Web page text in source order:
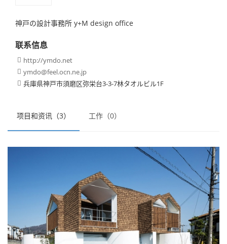
项目和资讯（3） 工作（0）
神戸の設計事務所 y+M design office
联系信息
 http://ymdo.net
 ymdo@feel.ocn.ne.jp
 兵庫県神戸市須磨区弥栄台3-3-7林タオルビル1F